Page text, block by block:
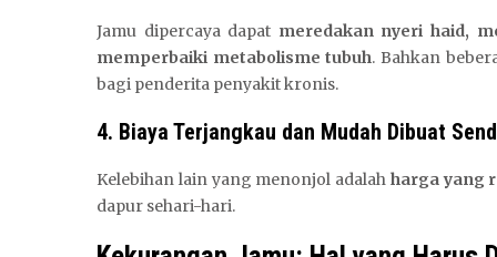
Jamu dipercaya dapat meredakan nyeri haid,
memperbaiki metabolisme tubuh. Bahkan
bagi penderita penyakit kronis.
4. Biaya Terjangkau dan Mudah Dibuat
Kelebihan lain yang menonjol adalah harga yang
dapur sehari-hari.